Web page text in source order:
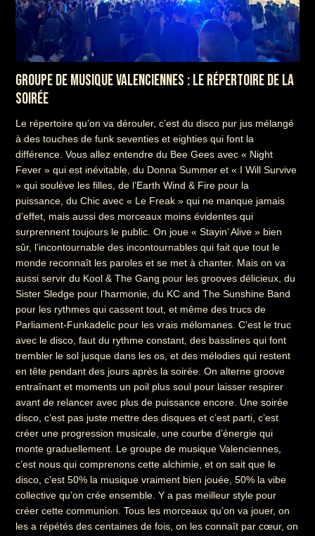
GROUPE DE MUSIQUE VALENCIENNES : LE RÉPERTOIRE DE LA
SOIRÉE
Le répertoire qu’on va dérouler, c’est du disco pur jus mélangé
à des touches de funk seventies et eighties qui font la
différence. Vous allez entendre du Bee Gees avec « Night
Fever » qui est inévitable, du Donna Summer et « I Will Survive
» qui soulève les filles, de l’Earth Wind & Fire pour la
puissance, du Chic avec « Le Freak » qui ne manque jamais
d’effet, mais aussi des morceaux moins évidentes qui
surprennent toujours le public. On joue « Stayin’ Alive » bien
sûr, l’incontournable des incontournables qui fait que tout le
monde reconnaît les paroles et se met à chanter. Mais on va
aussi servir du Kool & The Gang pour les grooves délicieux, du
Sister Sledge pour l’harmonie, du KC and The Sunshine Band
pour les rythmes qui cassent tout, et même des trucs de
Parliament-Funkadelic pour les vrais mélomanes. C’est le truc
avec le disco, faut du rythme constant, des basslines qui font
trembler le sol jusque dans les os, et des mélodies qui restent
en tête pendant des jours après la soirée. On alterne groove
entraînant et moments un poil plus soul pour laisser respirer
avant de relancer avec plus de puissance encore. Une soirée
disco, c’est pas juste mettre des disques et c’est parti, c’est
créer une progression musicale, une courbe d’énergie qui
monte graduellement. Le groupe de musique Valenciennes,
c’est nous qui comprenons cette alchimie, et on sait que le
disco, c’est 50% la musique vraiment bien jouée, 50% la vibe
collective qu’on crée ensemble. Y a pas meilleur style pour
créer cette communion. Tous les morceaux qu’on va jouer, on
les a répétés des centaines de fois, on les connaît par cœur, on